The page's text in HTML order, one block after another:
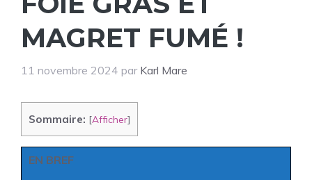
MAGRET FUMÉ !
11 novembre 2024 par Karl Mare
Sommaire: [Afficher]
EN BREF